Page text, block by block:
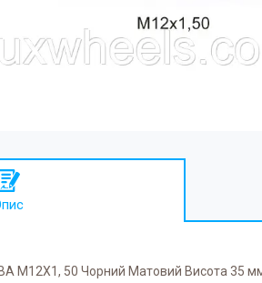
M12X1, 50 Чорний Матовий Висота 35